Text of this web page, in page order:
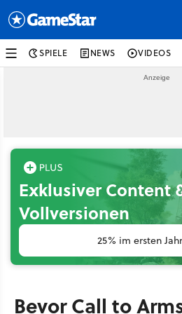
SPIELE NEWS VIDEOS
Exklusiver Content
Vollversionen
25% im ersten
Bevor Call to